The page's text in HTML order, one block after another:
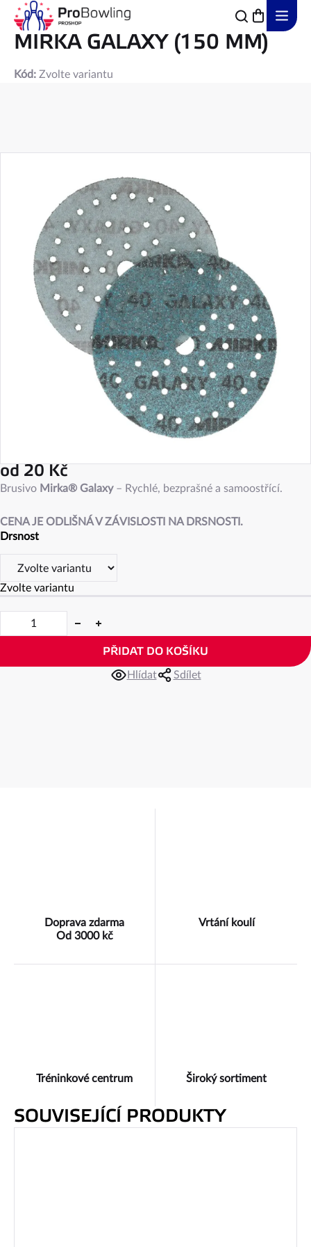
Přejít
obsah
MIRKA GALAXY (150 MM)
Kód: Zvolte variantu
od 20 Kč
Měrná
Zvolte variantu
Drsnost
PŘIDAT DO KOŠÍKU
Brusivo Mirka® Galaxy– Rychlé, bezprašné a samoostřící.
CENA JE ODLIŠNÁ V ZÁVISLOSTI NA DRSNOSTI.
Hlídat Sdílet
Doprava zdarma
Od 3000 kč
Vrtání koulí
Tréninkové centrum Široký sortiment
SOUVISEJÍCÍ PRODUKTY